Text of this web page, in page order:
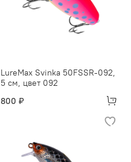
LureMax Svinka 50FSSR-092,
5 см, цвет 092
800 ₽